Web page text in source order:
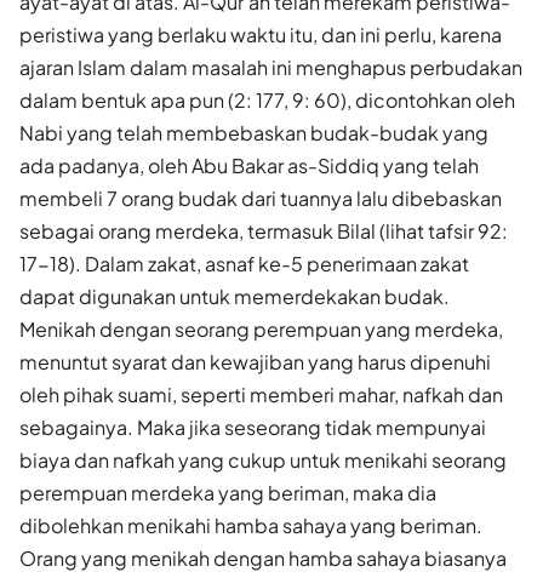
peristiwa yang berlaku waktu itu, dan ini perlu, karena
ajaran Islam dalam masalah ini menghapus perbudakan
dalam bentuk apa pun (2: 177, 9: 60), dicontohkan oleh
Nabi yang telah membebaskan budak-budak yang
ada padanya, oleh Abu Bakar as-Siddiq yang telah
membeli 7 orang budak dari tuannya lalu dibebaskan
sebagai orang merdeka, termasuk Bilal (lihat tafsir 92:
17-18). Dalam zakat, asnaf ke-5 penerimaan zakat
dapat digunakan untuk memerdekakan budak.
Menikah dengan seorang perempuan yang merdeka,
menuntut syarat dan kewajiban yang harus dipenuhi
oleh pihak suami, seperti memberi mahar, nafkah dan
sebagainya. Maka jika seseorang tidak mempunyai
biaya dan nafkah yang cukup untuk menikahi seorang
perempuan merdeka yang beriman, maka dia
dibolehkan menikahi hamba sahaya yang beriman.
Orang yang menikah dengan hamba sahaya biasanya